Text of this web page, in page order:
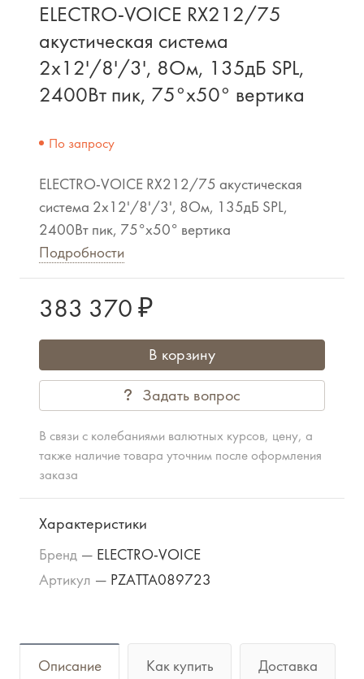
ELECTRO-VOICE RX212/75
акустическая система
2x12'/8'/3', 8Ом, 135дБ SPL,
2400Вт пик, 75°x50° вертика
По запросу
ELECTRO-VOICE RX212/75 акустическая
система 2x12'/8'/3', 8Ом, 135дБ SPL,
2400Вт пик, 75°x50° вертика
Подробности
383 370 ₽
В корзину
Задать вопрос
В связи с колебаниями валютных курсов, цену, а
также наличие товара уточним после оформления
заказа
Характеристики
Бренд — ELECTRO-VOICE
Артикул — PZATTA089723
Описание Как купить Доставка